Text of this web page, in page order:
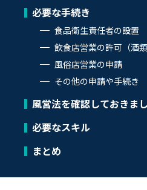
必要な手続き
食品衛生責任者の設置
飲食店営業の許可（酒
風俗店営業の申請
その他の申請や手続き
風営法を確認しておきま
必要なスキル
まとめ